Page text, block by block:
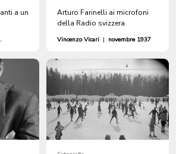
a un
Arturo Farinelli ai microfoni
della Radio svizzera
Vincenzo Vicari | novembre 1937